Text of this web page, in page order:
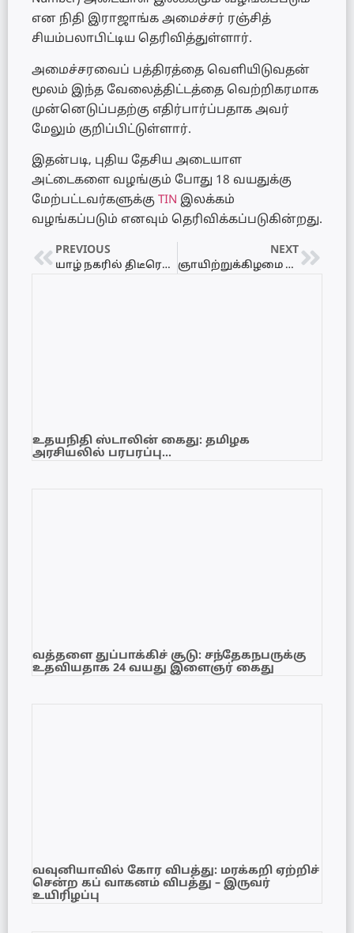
என நிதி இராஜாங்க அமைச்சர் ரஞ்சித்
சியம்பலாபிட்டிய தெரிவித்துள்ளார்.
அமைச்சரவைப் பத்திரத்தை வெளியிடுவதன்
மூலம் இந்த வேலைத்திட்டத்தை வெற்றிகரமாக
முன்னெடுப்பதற்கு எதிர்பார்ப்பதாக அவர்
மேலும் குறிப்பிட்டுள்ளார்.
இதன்படி, புதிய தேசிய அடையாள
அட்டைகளை வழங்கும் போது 18 வயதுக்கு
மேற்பட்டவர்களுக்கு TIN இலக்கம்
வழங்கப்படும் எனவும் தெரிவிக்கப்படுகின்றது.
PREVIOUS
யாழ் நகரில் திடீரென பற்றியெரிந்த வாகனம்!
NEXT
ஞாயிற்றுக்கிழமை கடலில் கறுப்புக்கொடி போராட்டம் – மீனவ அமைப்புக்கள் அழைப்பு
உதயநிதி ஸ்டாலின் கைது: தமிழக
அரசியலில் பரபரப்பு…
வத்தளை துப்பாக்கிச் சூடு: சந்தேகநபருக்கு
உதவியதாக 24 வயது இளைஞர் கைது
வவுனியாவில் கோர விபத்து: மரக்கறி ஏற்றிச்
சென்ற கப் வாகனம் விபத்து – இருவர்
உயிரிழப்பு